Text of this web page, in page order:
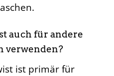
auch für andere
verwenden?
ist primär für